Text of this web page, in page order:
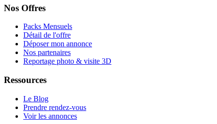
Nos Offres
Packs Mensuels
Détail de l'offre
Déposer mon annonce
Nos partenaires
Reportage photo & visite 3D
Ressources
Le Blog
Prendre rendez-vous
Voir les annonces